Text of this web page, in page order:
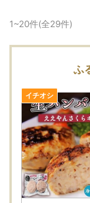
上記URLに、電
認ください。
(外部サイトへ遷
の方針に従います
〒511-0498
三重県いなべ市北
いなべ市役所 農
1~20件(全29件)
ふ